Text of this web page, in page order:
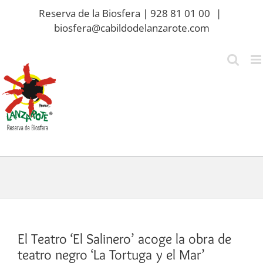
Reserva de la Biosfera | 928 81 01 00
|
biosfera@cabildodelanzarote.com
El Teatro ‘El Salinero’ acoge la obra de
teatro negro ‘La Tortuga y el Mar’